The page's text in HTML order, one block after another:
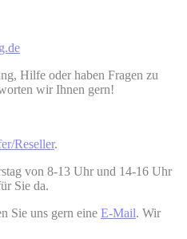
Hilfe oder haben Fragen zu
wir Ihnen gern!
Reseller.
von 8-13 Uhr und 14-16 Uhr
Sie da.
Sie uns gern eine E-Mail. Wir